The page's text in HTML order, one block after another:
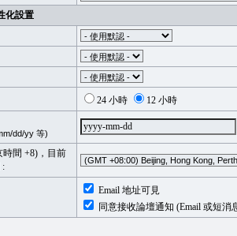
化設置
24 小時
12 小時
dd/yy 等)
間 +8)，目前
:
Email 地址可見
同意接收論壇通知 (Email 或短消